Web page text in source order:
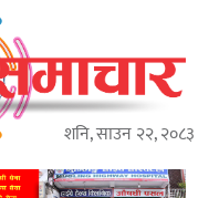
शनि, साउन २२, २०८३